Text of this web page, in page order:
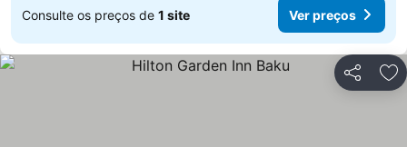
Consulte os preços de 1 site Ver preços
Partilhar